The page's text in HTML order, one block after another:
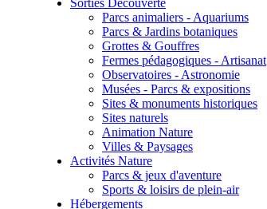
Sorties Découverte
Parcs animaliers - Aquariums
Parcs & Jardins botaniques
Grottes & Gouffres
Fermes pédagogiques - Artisanat
Observatoires - Astronomie
Musées - Parcs & expositions
Sites & monuments historiques
Sites naturels
Animation Nature
Villes & Paysages
Activités Nature
Parcs & jeux d'aventure
Sports & loisirs de plein-air
Hébergements